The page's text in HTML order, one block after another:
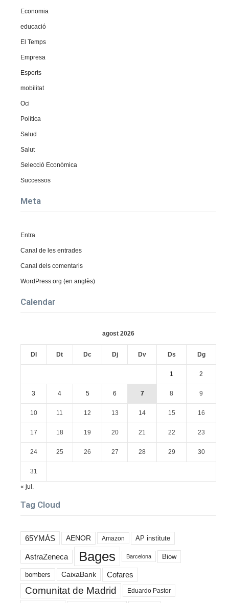
Economia
educació
El Temps
Empresa
Esports
mobilitat
Oci
Política
Salud
Salut
Selecció Econòmica
Successos
Meta
Entra
Canal de les entrades
Canal dels comentaris
WordPress.org (en anglès)
Calendar
agost 2026
Dl Dt Dc Dj Dv Ds Dg
1 2
3 4 5 6 7 8 9
10 11 12 13 14 15 16
17 18 19 20 21 22 23
24 25 26 27 28 29 30
31
« jul.
Tag Cloud
65YMÁS AENOR Amazon AP institute
AstraZeneca Bages Barcelona Biow
bombers CaixaBank Cofares
Comunitat de Madrid Eduardo Pastor